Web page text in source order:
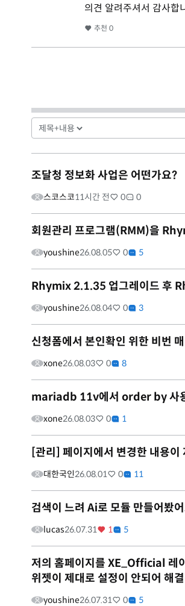
의견 알려주셔서 감사합
추천 0
조달청 정보화 사업은 어떤가요?
스코스코11시간 전 0 0
회원관리 프로그램(RMM)을
youshine26.08.05 0 5
Rhymix 2.1.35 업그레이드 후
youshine26.08.04 0 3
신청폼에서 본인확인 위한 비번
xone26.08.03 0 8
mariadb 11v에서 order by 사용
xone26.08.03 0 1
[관리] 페이지에서 변경한 내용이
대한국인26.08.01 0 11
검색이 느려 Ai로 모듈 만들어봤
lucas26.07.31 1 5
저의 홈페이지를 XE_Official 레
위젯이 제대로 설정이 안되어 해
youshine26.07.31 0 5